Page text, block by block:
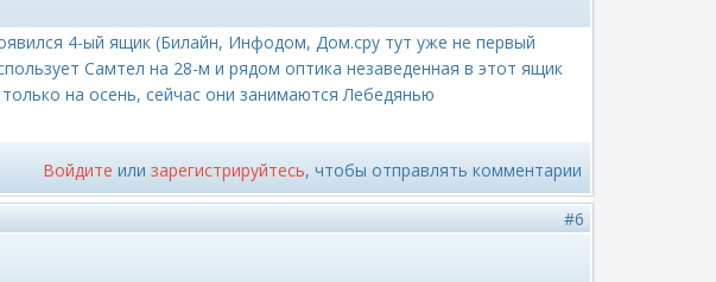
4-ый ящик (Билайн, Инфодом, Дом.сру тут уже не первый
Самтел на 28-м и рядом оптика незаведенная в этот ящик
на осень, сейчас они занимаются Лебедянью
Войдите или зарегистрируйтесь, чтобы отправлять комментарии
#6